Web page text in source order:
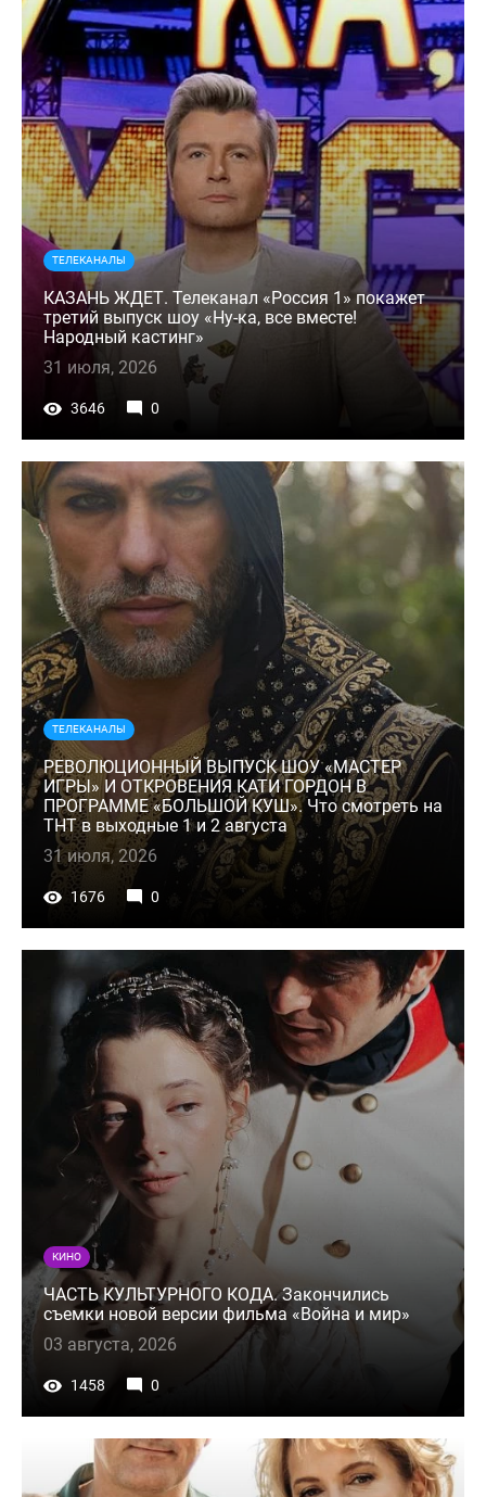
ТЕЛЕКАНАЛЫ
КАЗАНЬ ЖДЕТ. Телеканал «Россия 1» покажет
третий выпуск шоу «Ну-ка, все вместе!
Народный кастинг»
31 июля, 2026
3646 0
ТЕЛЕКАНАЛЫ
РЕВОЛЮЦИОННЫЙ ВЫПУСК ШОУ «МАСТЕР
ИГРЫ» И ОТКРОВЕНИЯ КАТИ ГОРДОН В
ПРОГРАММЕ «БОЛЬШОЙ КУШ». Что смотреть на
ТНТ в выходные 1 и 2 августа
31 июля, 2026
1676 0
КИНО
ЧАСТЬ КУЛЬТУРНОГО КОДА. Закончились
съемки новой версии фильма «Война и мир»
03 августа, 2026
1458 0